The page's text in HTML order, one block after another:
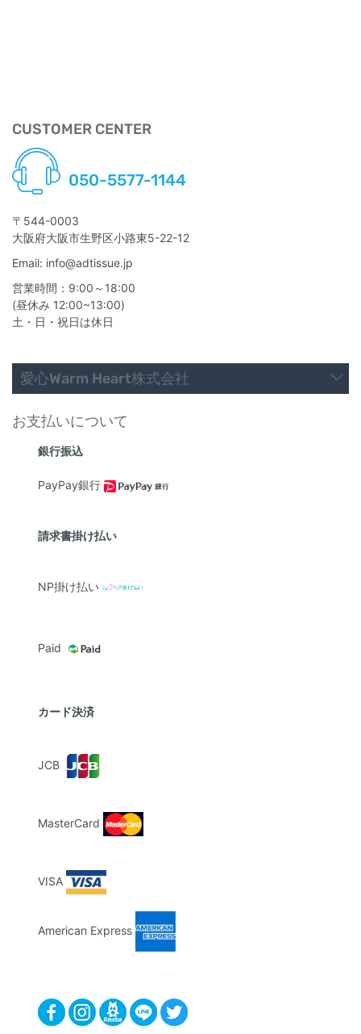
CUSTOMER CENTER
050-5577-1144
〒544-0003
大阪府大阪市生野区小路東5-22-12
Email: info@adtissue.jp
営業時間：9:00～18:00
(昼休み 12:00~13:00)
土・日・祝日は休日
愛心Warm Heart株式会社
お支払いについて
銀行振込
PayPay銀行
請求書掛け払い
NP掛け払い
Paid
カード決済
JCB
MasterCard
VISA
American Express